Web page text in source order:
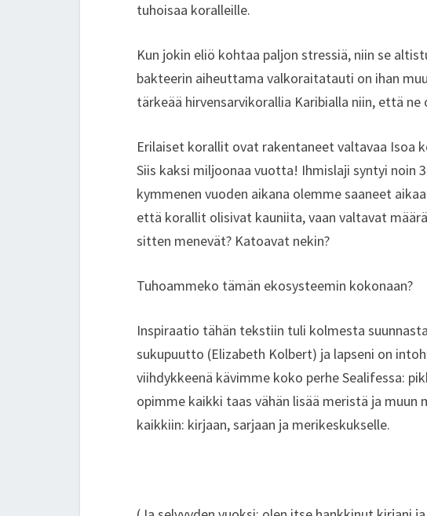
tuhoisaa koralleille.
Kun jokin eliö kohtaa paljon stressiä, niin se
bakteerin aiheuttama valkoraitatauti on ihan
tärkeää hirvensarvikorallia Karibialla niin, että
Erilaiset korallit ovat rakentaneet valtavaa Isoa
Siis kaksi miljoonaa vuotta! Ihmislaji syntyi noin
kymmenen vuoden aikana olemme saaneet
että korallit olisivat kauniita, vaan valtavat
sitten menevät? Katoavat nekin?
Tuhoammeko tämän ekosysteemin kokonaan?
Inspiraatio tähän tekstiin tuli kolmesta
sukupuutto (Elizabeth Kolbert) ja lapseni on
viihdykkeenä kävimme koko perhe Sealifessa:
opimme kaikki taas vähän lisää meristä ja muun
kaikkiin: kirjaan, sarjaan ja merikeskukselle.